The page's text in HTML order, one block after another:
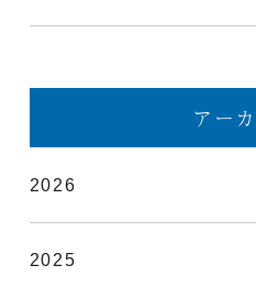
アー
2026
2025